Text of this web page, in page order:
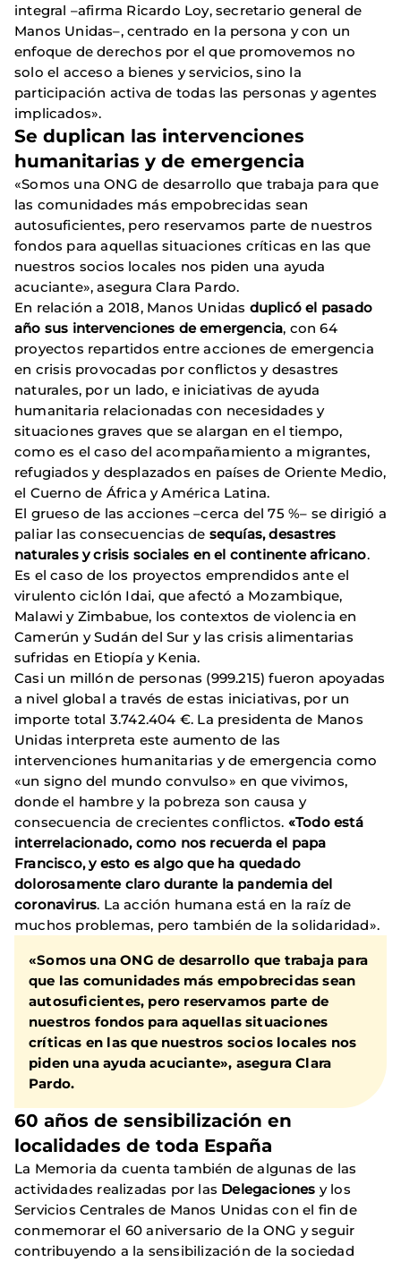
integral –afirma Ricardo Loy, secretario general de
Manos Unidas–, centrado en la persona y con un
enfoque de derechos por el que promovemos no
solo el acceso a bienes y servicios, sino la
participación activa de todas las personas y agentes
implicados».
Se duplican las intervenciones
humanitarias y de emergencia
«Somos una ONG de desarrollo que trabaja para que
las comunidades más empobrecidas sean
autosuficientes, pero reservamos parte de nuestros
fondos para aquellas situaciones críticas en las que
nuestros socios locales nos piden una ayuda
acuciante», asegura Clara Pardo.
En relación a 2018, Manos Unidas duplicó el pasado
año sus intervenciones de emergencia, con 64
proyectos repartidos entre acciones de emergencia
en crisis provocadas por conflictos y desastres
naturales, por un lado, e iniciativas de ayuda
humanitaria relacionadas con necesidades y
situaciones graves que se alargan en el tiempo,
como es el caso del acompañamiento a migrantes,
refugiados y desplazados en países de Oriente Medio,
el Cuerno de África y América Latina.
El grueso de las acciones –cerca del 75 %– se dirigió a
paliar las consecuencias de sequías, desastres
naturales y crisis sociales en el continente africano.
Es el caso de los proyectos emprendidos ante el
virulento ciclón Idai, que afectó a Mozambique,
Malawi y Zimbabue, los contextos de violencia en
Camerún y Sudán del Sur y las crisis alimentarias
sufridas en Etiopía y Kenia.
Casi un millón de personas (999.215) fueron apoyadas
a nivel global a través de estas iniciativas, por un
importe total 3.742.404 €. La presidenta de Manos
Unidas interpreta este aumento de las
intervenciones humanitarias y de emergencia como
«un signo del mundo convulso» en que vivimos,
donde el hambre y la pobreza son causa y
consecuencia de crecientes conflictos. «Todo está
interrelacionado, como nos recuerda el papa
Francisco, y esto es algo que ha quedado
dolorosamente claro durante la pandemia del
coronavirus. La acción humana está en la raíz de
muchos problemas, pero también de la solidaridad».
«Somos una ONG de desarrollo que trabaja para
que las comunidades más empobrecidas sean
autosuficientes, pero reservamos parte de
nuestros fondos para aquellas situaciones
críticas en las que nuestros socios locales nos
piden una ayuda acuciante», asegura Clara
Pardo.
60 años de sensibilización en
localidades de toda España
La Memoria da cuenta también de algunas de las
actividades realizadas por las Delegaciones y los
Servicios Centrales de Manos Unidas con el fin de
conmemorar el 60 aniversario de la ONG y seguir
contribuyendo a la sensibilización de la sociedad